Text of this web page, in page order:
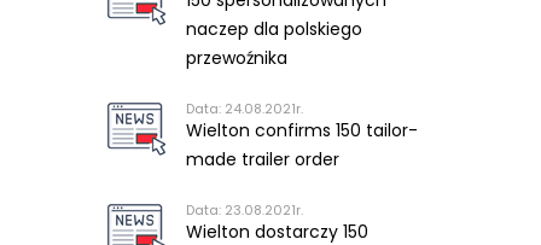
naczep dla polskiego
przewoźnika
Data: 24.08.2021r.
Wielton confirms 150 tailor-
made trailer order
Data: 23.08.2021r.
Wielton dostarczy 150